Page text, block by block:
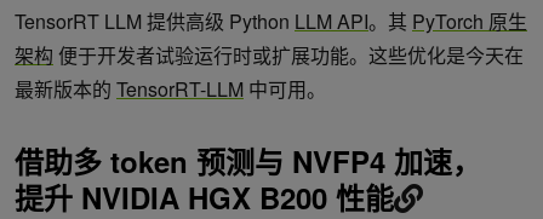
TensorRT LLM 提供高级 Python LLM API。其 PyTorch 原生
架构 便于开发者试验运行时或扩展功能。这些优化是今天在
最新版本的 TensorRT-LLM 中可用。
借助多 token 预测与 NVFP4 加速，
提升 NVIDIA HGX B200 性能